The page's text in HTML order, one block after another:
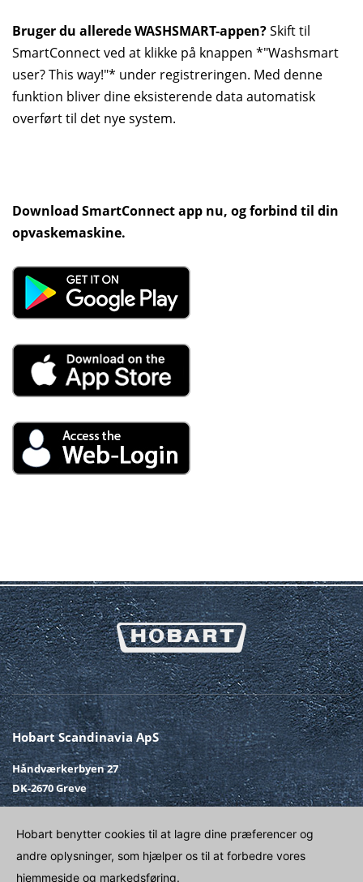
Bruger du allerede WASHSMART-appen?Skift til
SmartConnect ved at klikke på knappen *"Washsmart
user? This way!"* under registreringen. Med denne
funktion bliver dine eksisterende data automatisk
overført til det nye system.
Download SmartConnect app nu, og forbind til din
opvaskemaskine.
Hobart Scandinavia ApS
Håndværkerbyen 27
DK-2670 Greve
Fax
+45 43 90 50 02
E-post
SALG@HOBART.DK
Hobart benytter cookies til at lagre dine præferencer og
andre oplysninger, som hjælper os til at forbedre vores
hjemmeside og markedsføring.